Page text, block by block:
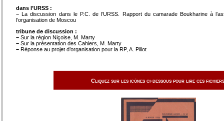
dans l’URSS :
– La discussion dans le P.C. de l’URSS. Rapport du camarade Boukharine à
l’organisation de Moscou
tribune de discussion :
– Sur la région Niçoise, M. Marty
– Sur la présentation des Cahiers, M. Marty
– Réponse au projet d’organisation pour la RP, A. Pillot
Cliquez sur les icônes ci-dessous pour lire ces